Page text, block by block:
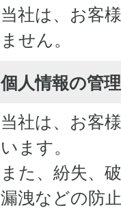
当社は、お客
ません。
個人情報の管
当社は、お客
います。
また、紛失、
漏洩などの防